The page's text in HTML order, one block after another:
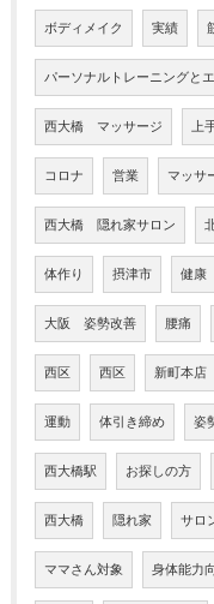
ボディメイク 実績
パーソナルトレーニングと
西大橋 マッサージ 上
コロナ 営業 マッサ
西大橋 隠れ家サロン
体作り 摂津市 健康
大阪 姿勢改善 腰痛
西区 西区 新町本店
運動 体引き締め 姿
西大橋駅 お探しの方
西大橋 隠れ家 サロ
ママさん対象 身体能力